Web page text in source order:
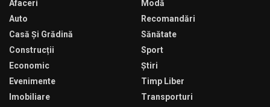
Afaceri
Auto
Casă Şi Grădină
Construcții
Economic
Evenimente
Imobiliare
Modă
Recomandări
Sănătate
Sport
Ştiri
Timp Liber
Transporturi